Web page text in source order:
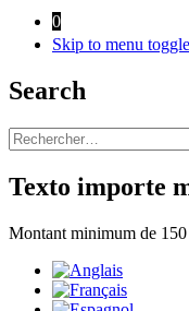
0
Skip to menu
Search
Rechercher :
Texto importe
Montant minimum de